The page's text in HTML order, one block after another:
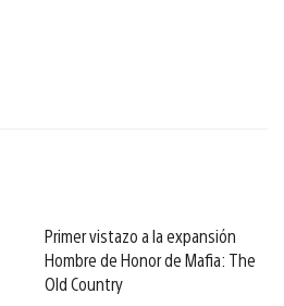
Primer vistazo a la expansión
Hombre de Honor de Mafia: The
Old Country